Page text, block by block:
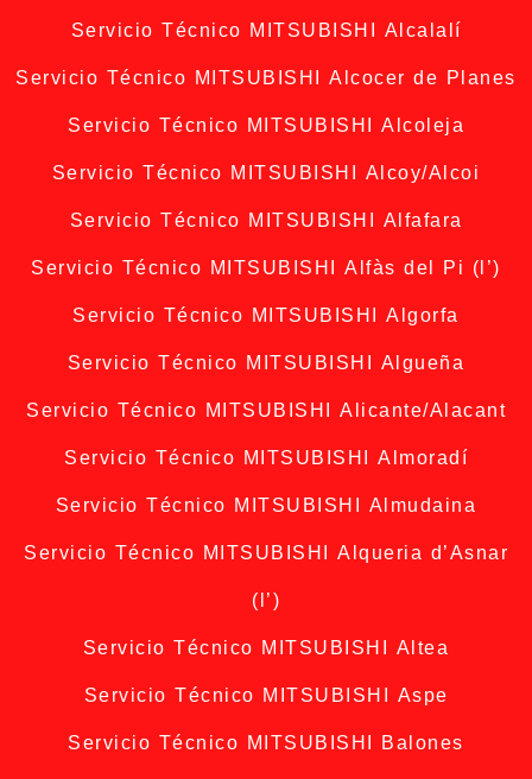
Servicio Técnico MITSUBISHI Alcalalí
Servicio Técnico MITSUBISHI Alcocer de Planes
Servicio Técnico MITSUBISHI Alcoleja
Servicio Técnico MITSUBISHI Alcoy/Alcoi
Servicio Técnico MITSUBISHI Alfafara
Servicio Técnico MITSUBISHI Alfàs del Pi (l’)
Servicio Técnico MITSUBISHI Algorfa
Servicio Técnico MITSUBISHI Algueña
Servicio Técnico MITSUBISHI Alicante/Alacant
Servicio Técnico MITSUBISHI Almoradí
Servicio Técnico MITSUBISHI Almudaina
Servicio Técnico MITSUBISHI Alqueria d’Asnar
(l’)
Servicio Técnico MITSUBISHI Altea
Servicio Técnico MITSUBISHI Aspe
Servicio Técnico MITSUBISHI Balones